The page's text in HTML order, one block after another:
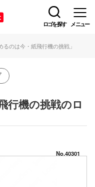
ロゴを探す メニュー
るのは今・紙飛行機の挑戦」
行機の挑戦のロ
No.40301